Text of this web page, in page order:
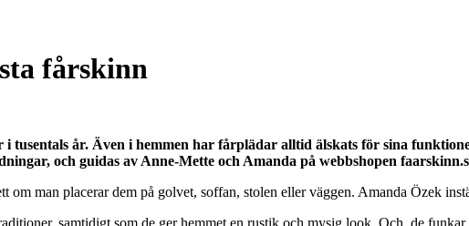
fårskinn
år. Även i hemmen har fårplädar alltid älskats för sina
och guidas av Anne-Mette och Amanda på webbshopen
om man placerar dem på golvet, soffan, stolen eller väggen. Amanda Özek
samtidigt som de ger hemmet en rustik och mysig look. Och, de